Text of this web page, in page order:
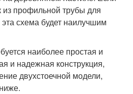
из профильной трубы для
схема будет наилучшим
наиболее простая и
и надежная конструкция,
двухстоечной модели,